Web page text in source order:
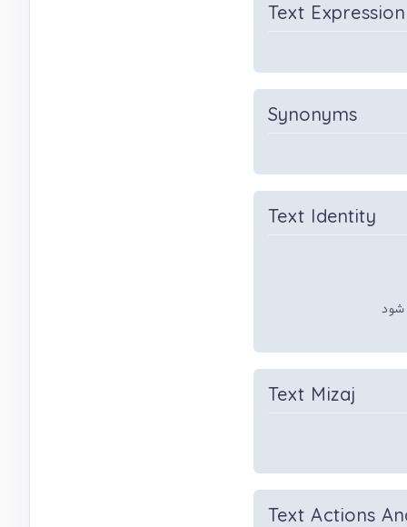
Text Expression
Synonyms
Text Identity
شود
Text Mizaj
Text Actions